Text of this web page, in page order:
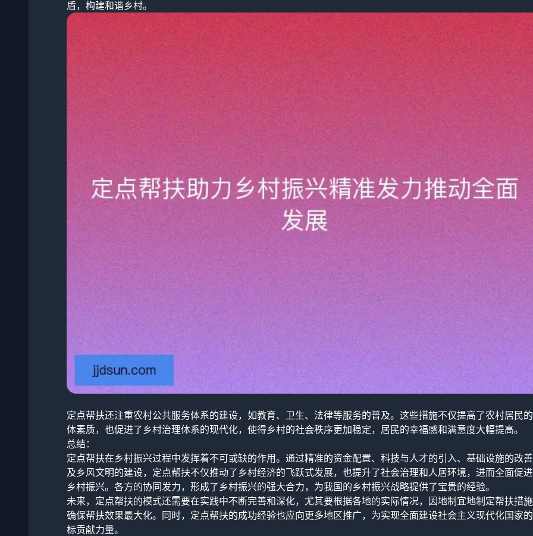
盾，构建和谐乡村。
定点帮扶还注重农村公共服务体系的建设，如教育、卫生、法律等服务的普及。这些措施不仅提高了农村居民
体素质，也促进了乡村治理体系的现代化，使得乡村的社会秩序更加稳定，居民的幸福感和满意度大幅提高。
总结：
定点帮扶在乡村振兴过程中发挥着不可或缺的作用。通过精准的资金配置、科技与人才的引入、基础设施的改
及乡风文明的建设，定点帮扶不仅推动了乡村经济的飞跃式发展，也提升了社会治理和人居环境，进而全面促
乡村振兴。各方的协同发力，形成了乡村振兴的强大合力，为我国的乡村振兴战略提供了宝贵的经验。
未来，定点帮扶的模式还需要在实践中不断完善和深化，尤其要根据各地的实际情况，因地制宜地制定帮扶措
确保帮扶效果最大化。同时，定点帮扶的成功经验也应向更多地区推广，为实现全面建设社会主义现代化国家
标贡献力量。